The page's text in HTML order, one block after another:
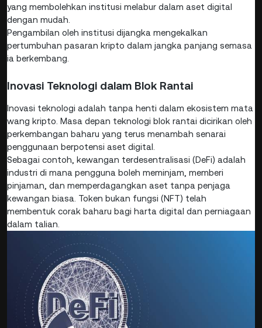
yang membolehkan institusi melabur dalam aset digital
dengan mudah.
Pengambilan oleh institusi dijangka mengekalkan
pertumbuhan pasaran kripto dalam jangka panjang semasa
ia berkembang.
Inovasi Teknologi dalam Blok Rantai
Inovasi teknologi adalah tanpa henti dalam ekosistem mata
wang kripto. Masa depan teknologi blok rantai dicirikan oleh
perkembangan baharu yang terus menambah senarai
penggunaan berpotensi aset digital.
Sebagai contoh, kewangan terdesentralisasi (DeFi) adalah
industri di mana pengguna boleh meminjam, memberi
pinjaman, dan memperdagangkan aset tanpa penjaga
kewangan biasa. Token bukan fungsi (NFT) telah
membentuk corak baharu bagi harta digital dan perniagaan
dalam talian.